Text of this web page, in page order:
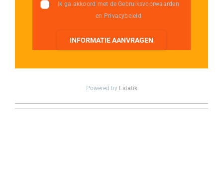
Ik ga akkoord met de Gebruiksvoorwaarden
en Privacybeleid
INFORMATIE AANVRAGEN
Powered by Estatik